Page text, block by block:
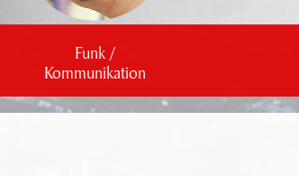
Funk /
Kommunikation